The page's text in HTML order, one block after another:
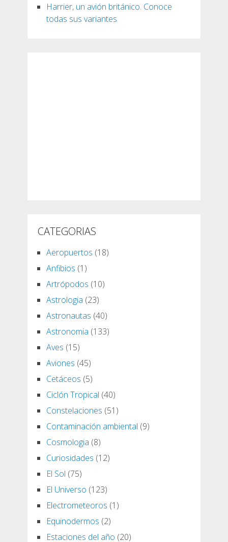
Harrier, un avión británico. Conoce
todas sus variantes
CATEGORIAS
Aeropuertos (18)
Anfibios (1)
Artrópodos (10)
Astrologia (23)
Astronautas (40)
Astronomia (133)
Aves (15)
Aviones (45)
Cetáceos (5)
Ciclón Tropical (40)
Constelaciones (51)
Contaminación ambiental (9)
Cosmologia (8)
Curiosidades (12)
El Sol (75)
El Universo (123)
Electrometeoros (1)
Equinodermos (2)
Estaciones del año (20)